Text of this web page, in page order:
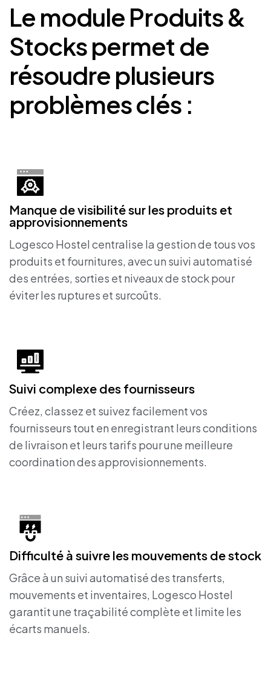
LemoduleProduits&
Stockspermetde
résoudreplusieurs
problèmesclés :
Manque de visibilité sur les produits et
approvisionnements
Logesco Hostel centralise la gestion de tous vos
produits et fournitures, avec un suivi automatisé
des entrées, sorties et niveaux de stock pour
éviter les ruptures et surcoûts.
Suivi complexe des fournisseurs
Créez, classez et suivez facilement vos
fournisseurs tout en enregistrant leurs conditions
de livraison et leurs tarifs pour une meilleure
coordination des approvisionnements.
Difficulté à suivre les mouvements de stock
Grâce à un suivi automatisé des transferts,
mouvements et inventaires, Logesco Hostel
garantit une traçabilité complète et limite les
écarts manuels.